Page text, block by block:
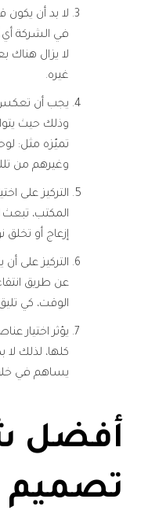
لا بد أن
في الشركة
لا يزال هناك
غيره.
يجب أن تعكس
وذلك حيث
تميّزه مثل:
وغيرهم من
التركيز على
المكتب،
إزعاج أو
التركيز على
عن طريق
الوقت، كي
يؤثر اختيار
كلها، لذلك
يساهم في خلق
أفضل
تصميم